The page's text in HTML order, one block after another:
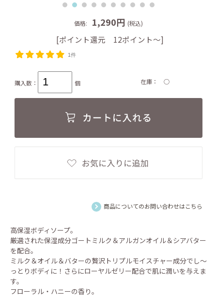
価格: 1,290円 (税込)
[ポイント還元 12ポイント～]
1件
購入数： 個 在庫 ○
商品についてのお問い合わせはこちら
高保湿ボディソープ。
厳選された保湿成分ゴートミルク＆アルガンオイル＆シアバター
を配合。
ミルク＆オイル＆バターの贅沢トリプルモイスチャー成分でし～
っとりボディに！さらにローヤルゼリー配合で肌に潤いを与えま
す。
フローラル・ハニーの香り。